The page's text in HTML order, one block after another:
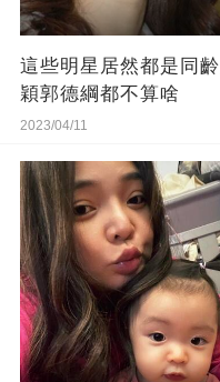
這些明星居然都是同
穎郭德綱都不算啥
2023/04/11